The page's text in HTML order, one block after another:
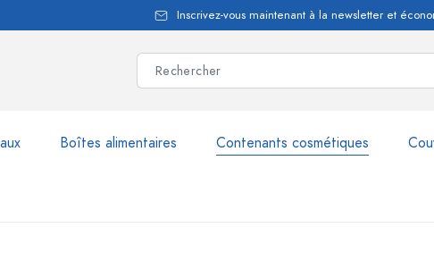
Inscrivez-vous maintenant à la newsletter et
Boîtes alimentaires Contenants cosmétiques